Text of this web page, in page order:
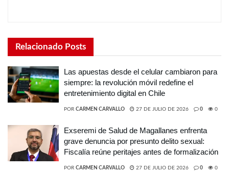
Relacionado Posts
Las apuestas desde el celular cambiaron para
siempre: la revolución móvil redefine el
entretenimiento digital en Chile
POR CARMEN CARVALLO 27 DE JULIO DE 2026 0 0
Exseremi de Salud de Magallanes enfrenta
grave denuncia por presunto delito sexual:
Fiscalía reúne peritajes antes de formalización
POR CARMEN CARVALLO 27 DE JULIO DE 2026 0 0